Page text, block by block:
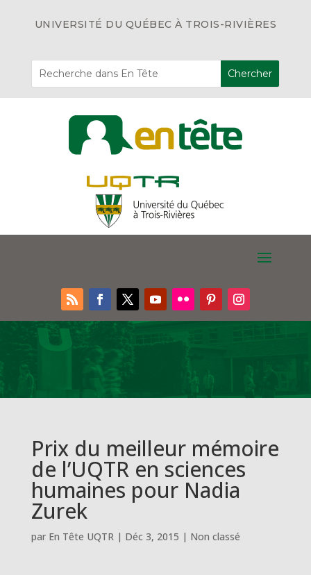
UNIVERSITÉ DU QUÉBEC À TROIS-RIVIÈRES
Prix du meilleur mémoire
de l’UQTR en sciences
humaines pour Nadia
Zurek
par En Tête UQTR| Déc 3, 2015 | Non classé